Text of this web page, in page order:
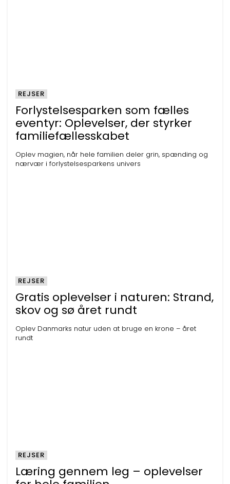
Forlystelsesparken som fælles
eventyr: Oplevelser, der styrker
familiefællesskabet
Oplev magien, når hele familien deler grin, spænding og
nærvær i forlystelsesparkens univers
REJSER
Gratis oplevelser i naturen: Strand,
skov og sø året rundt
Oplev Danmarks natur uden at bruge en krone – året
rundt
REJSER
Læring gennem leg – oplevelser
REJSER